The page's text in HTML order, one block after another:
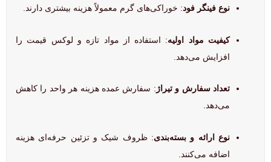
نوع فینگر فود: خوراکی‌های گرم معمولاً هزینه بیشتری دارند.
کیفیت مواد اولیه: استفاده از مواد تازه و لوکس قیمت را
افزایش می‌دهد.
تعداد سفارش و تیراژ : سفارش عمده هزینه هر واحد را کاهش
می‌دهد.
نوع ارائه و بسته‌بندی: ظروف شیک و تزئین حرفه‌ای هزینه
اضافه می‌کنند.